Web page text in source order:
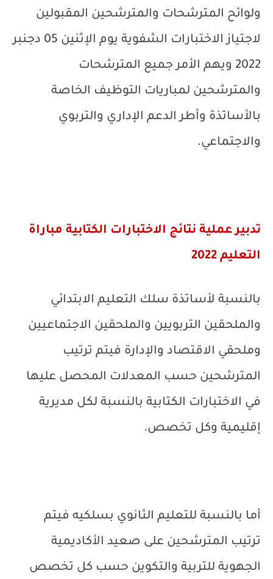
ولوائح المترشحات والمترشحين المقبولين
لاجتياز الاختبارات الشفوية يوم الإثنين 05 دجنبر
2022 ويهم الأمر جميع المترشحات
والمترشحين لمباريات التوظيف الخاصة
بالأساتذة وأطر الدعم الإداري والتربوي
والاجتماعي.
تدبير عملية نتائج الاختبارات الكتابية مباراة
التعليم 2022
بالنسبة لأساتذة سلك التعليم الابتدائي
والملحقين التربويين والملحقين الاجتماعيين
وملحقي الاقتصاد والإدارة فيتم ترتيب
المترشحين حسب المعدلات المحصل عليها
في الاختبارات الكتابية بالنسبة لكل مديرية
إقليمية وكل تخصص.
أما بالنسبة للتعليم الثانوي بسلكيه فيتم
ترتيب المترشحين على صعيد الأكاديمية
الجهوية للتربية والتكوين حسب كل تخصص